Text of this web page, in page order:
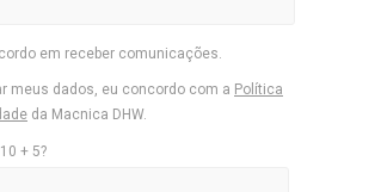
em receber comunicações.
meus dados, eu concordo com a Política
da Macnica DHW.
+ 5?